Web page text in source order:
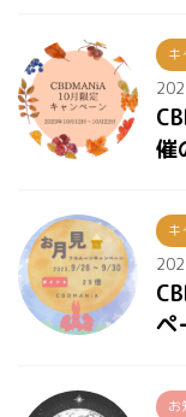
キ
催
キ
ペ
お